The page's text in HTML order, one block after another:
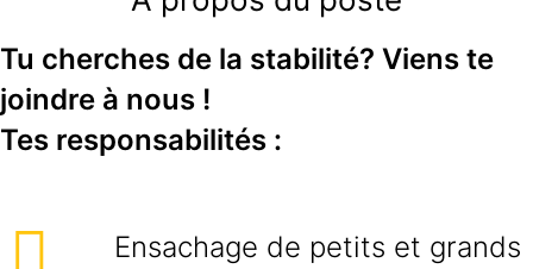
Tu cherches de la stabilité? Viens te
joindre à nous !
Tes responsabilités :
Ensachage de petits et grands